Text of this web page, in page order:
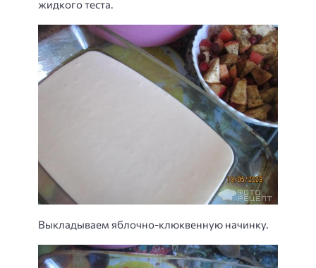
жидкого теста.
Выкладываем яблочно-клюквенную начинку.